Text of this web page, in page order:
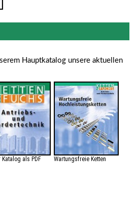
Hauptkatalog unsere aktuellen
Katalog als PDF Wartungsfreie Ketten